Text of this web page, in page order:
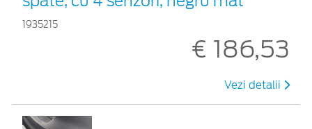
1935215
€ 186,53
Vezi detalii